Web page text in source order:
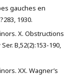
gauches en
1930.
X. Obstructions
B,52(2):153-190,
XX. Wagner’s